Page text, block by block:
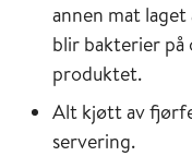
annen mat
blir bakterier
produktet.
Alt kjøtt av
servering.